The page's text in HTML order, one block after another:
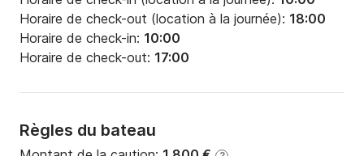
Horaire de check-out (location à la journée): 18:00
Horaire de check-in: 10:00
Horaire de check-out: 17:00
Règles du bateau